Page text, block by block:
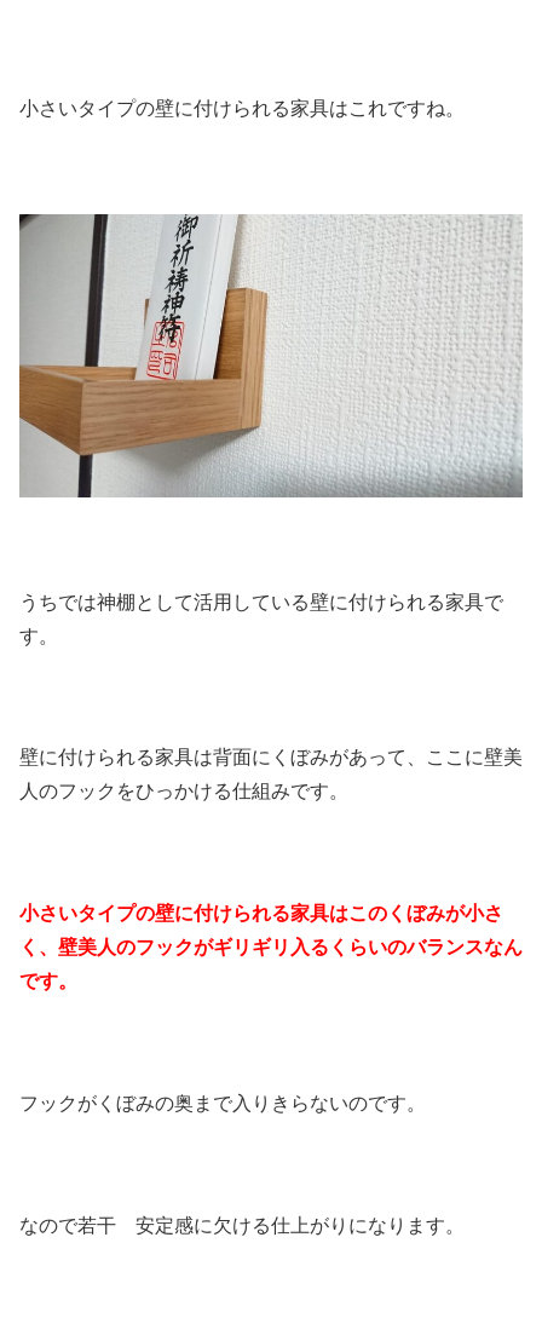
小さいタイプの壁に付けられる家具はこれですね。
うちでは神棚として活用している壁に付けられる家具で
す。
壁に付けられる家具は背面にくぼみがあって、ここに壁美
人のフックをひっかける仕組みです。
小さいタイプの壁に付けられる家具はこのくぼみが小さ
く、壁美人のフックがギリギリ入るくらいのバランスなん
です。
フックがくぼみの奥まで入りきらないのです。
なので若干 安定感に欠ける仕上がりになります。